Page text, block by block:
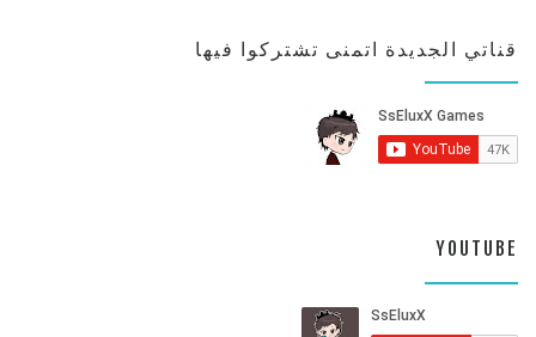
قناتي الجديدة اتمنى تشتركوا فيها
YOUTUBE